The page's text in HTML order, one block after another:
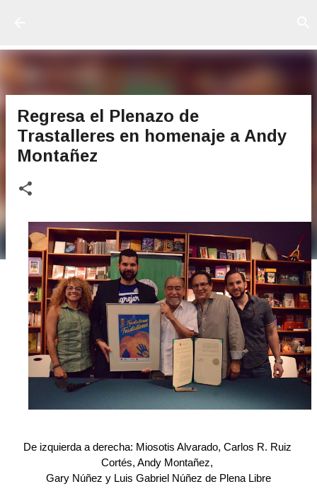
Regresa el Plenazo de
Trastalleres en homenaje a Andy
Montañez
De izquierda a derecha: Miosotis Alvarado, Carlos R. Ruiz
Cortés, Andy Montañez,
Gary Núñez y Luis Gabriel Núñez de Plena Libre